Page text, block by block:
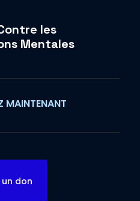
les
Mentales
MAINTENANT
un don